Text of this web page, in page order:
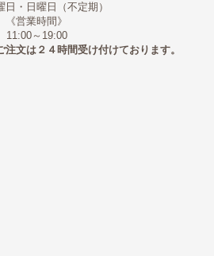
日・日曜日（不定期）
《営業時間》
11:00～19:00
文は２４時間受け付けております。